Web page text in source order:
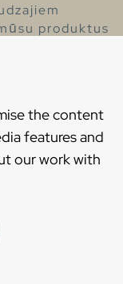
the content
features and
our work with
produktus